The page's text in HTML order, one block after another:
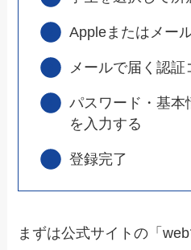
Appleまたはメー
メールで届く認
パスワード・基本
を入力する
登録完了
まずは公式サイトの「